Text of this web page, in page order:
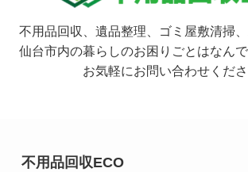
不用品回収、遺品整理、ゴミ屋敷清掃、
仙台市内の暮らしのお困りごとはなん
お気軽にお問い合わせくださ
不用品回収ECO